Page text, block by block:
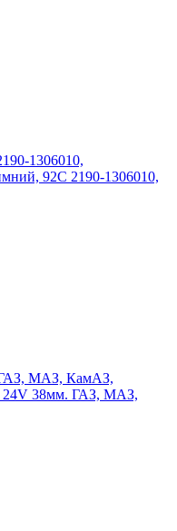
1306010,
92С 2190-1306010,
ГАЗ, МАЗ, КамАЗ,
24V 38мм. ГАЗ, МАЗ,